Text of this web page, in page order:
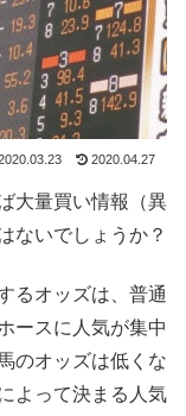
2020.04.27
大量買い情報（異
ないでしょうか？
るオッズは、普通
ースに人気が集中
のオッズは低くな
よって決まる人気